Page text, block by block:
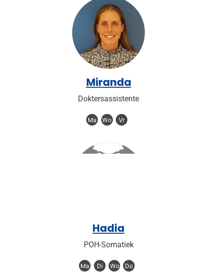
Miranda
Doktersassistente
Ma Wo Vr
Hadia
POH-Somatiek
Ma Di Wo Do